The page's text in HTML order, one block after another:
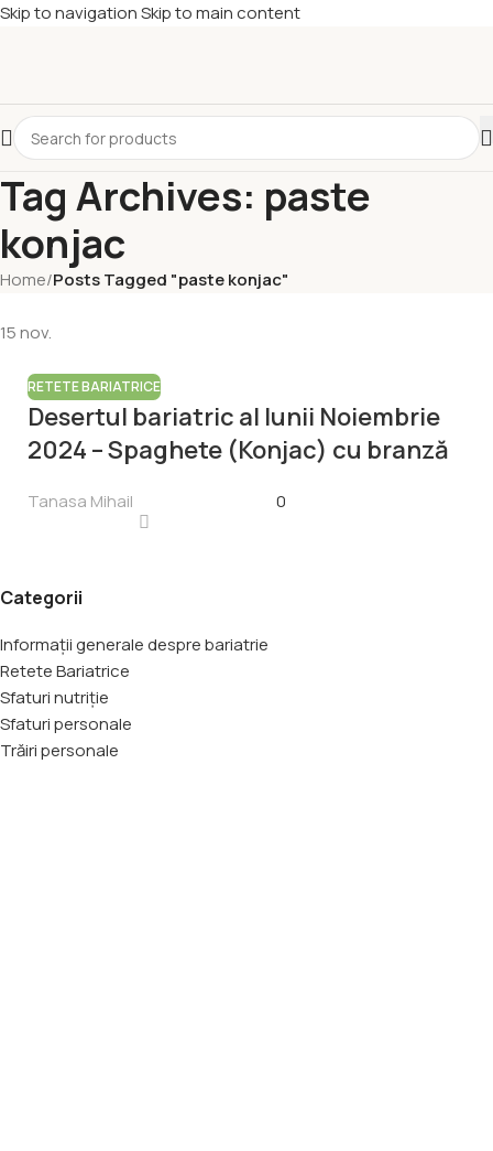
Skip to navigationSkip to main content
Tag Archives: paste
konjac
Home/Posts Tagged "paste konjac"
15nov.
RETETE BARIATRICE
Desertul bariatric al lunii Noiembrie
2024 – Spaghete (Konjac) cu branză
Tanasa Mihail 0
Categorii
Informații generale despre bariatrie
Retete Bariatrice
Sfaturi nutriție
Sfaturi personale
Trăiri personale